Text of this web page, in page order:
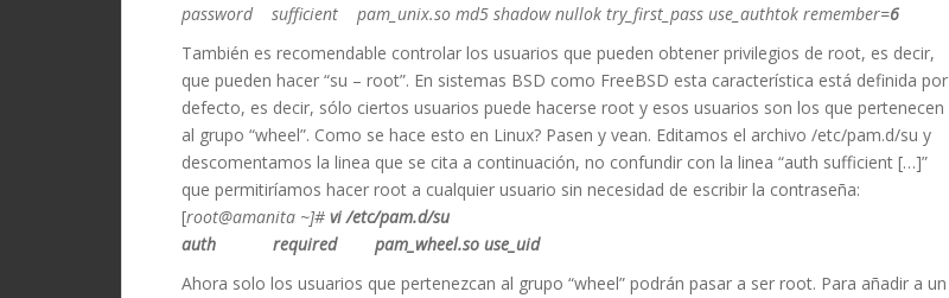
password sufficient pam_unix.so md5 shadow nullok try_first_pass use_authtok remember=6
También es recomendable controlar los usuarios que pueden obtener privilegios de root, es decir,
que pueden hacer “su – root”. En sistemas BSD como FreeBSD esta característica está definida por
defecto, es decir, sólo ciertos usuarios puede hacerse root y esos usuarios son los que pertenecen
al grupo “wheel”. Como se hace esto en Linux? Pasen y vean. Editamos el archivo /etc/pam.d/su y
descomentamos la linea que se cita a continuación, no confundir con la linea “auth sufficient […]”
que permitiríamos hacer root a cualquier usuario sin necesidad de escribir la contraseña:
[root@amanita ~]# vi /etc/pam.d/su
auth required pam_wheel.so use_uid
Ahora solo los usuarios que pertenezcan al grupo “wheel” podrán pasar a ser root. Para añadir a un